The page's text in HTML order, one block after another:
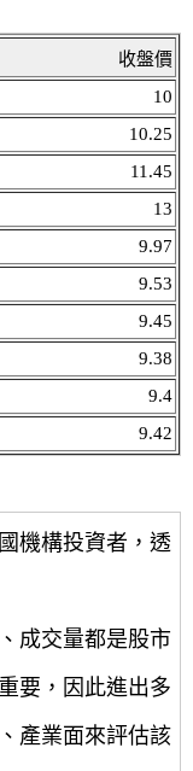
收盤價
10
10.25
11.45
13
9.97
9.53
9.45
9.38
9.4
9.42
機構投資者，透
成交量都是股市
要，因此進出多
產業面來評估該